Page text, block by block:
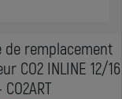
de remplacement
CO2 INLINE 12/16
CO2ART